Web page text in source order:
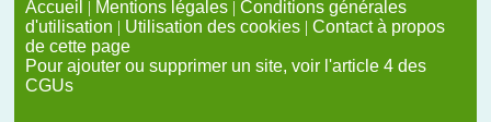
Accueil | Mentions légales | Conditions générales
d'utilisation | Utilisation des cookies | Contact à propos
de cette page
Pour ajouter ou supprimer un site, voir l'article 4 des
CGUs